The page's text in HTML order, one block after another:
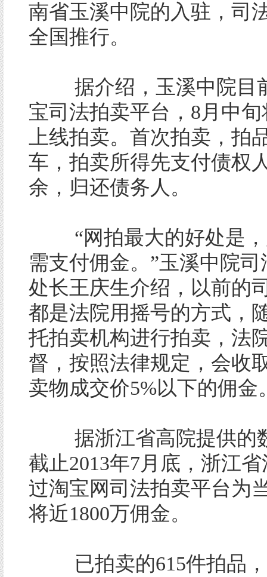
南省玉溪中院的入驻，司
全国推行。
据介绍，玉溪中院目
宝司法拍卖平台，8月中
上线拍卖。首次拍卖，拍
车，拍卖所得先支付债权
余，归还债务人。
“网拍最大的好处是，
需支付佣金。”玉溪中院
处长王庆生介绍，以前的
都是法院用摇号的方式，
托拍卖机构进行拍卖，法
督，按照法律规定，会收
卖物成交价5%以下的佣金
据浙江省高院提供的
截止2013年7月底，浙江
过淘宝网司法拍卖平台为
将近1800万佣金。
已拍卖的615件拍品，